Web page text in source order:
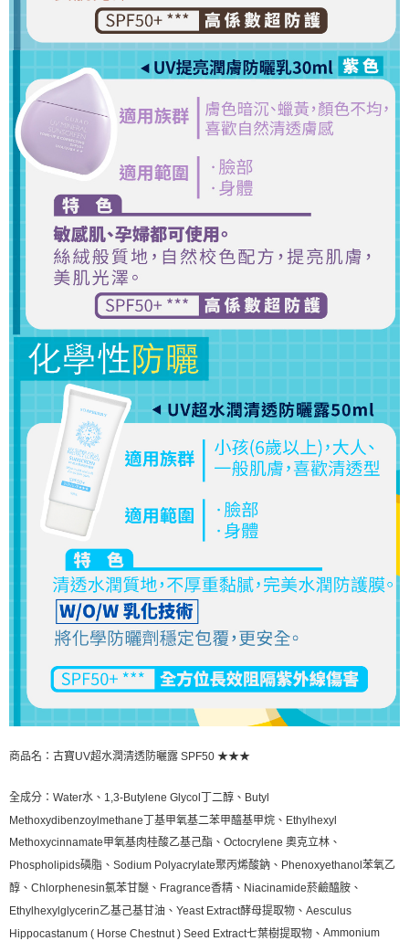
商品名：古寶UV超水潤清透防曬露 SPF50 ★★★
全成分： Water水、1,3-Butylene Glycol丁二醇、Butyl
Methoxydibenzoylmethane丁基甲氧基二苯甲醯基甲烷、Ethylhexyl
Methoxycinnamate甲氧基肉桂酸乙基己酯、Octocrylene 奧克立林、
Phospholipids磷脂、Sodium Polyacrylate聚丙烯酸鈉、Phenoxyethanol苯氧乙
醇、Chlorphenesin氯苯甘醚、Fragrance香精、Niacinamide菸鹼醯胺、
Ethylhexylglycerin乙基己基甘油、Yeast Extract酵母提取物、Aesculus
Hippocastanum ( Horse Chestnut ) Seed Extract七葉樹提取物、 Ammonium